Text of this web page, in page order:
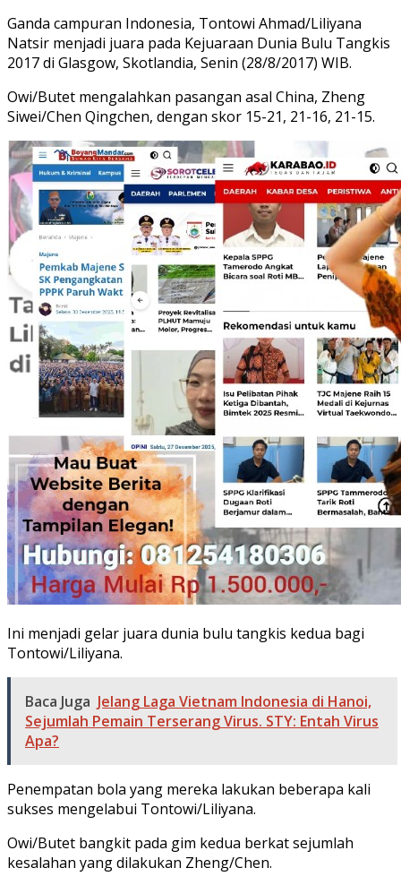
Ganda campuran Indonesia, Tontowi Ahmad/Liliyana
Natsir menjadi juara pada Kejuaraan Dunia Bulu Tangkis
2017 di Glasgow, Skotlandia, Senin (28/8/2017) WIB.
Owi/Butet mengalahkan pasangan asal China, Zheng
Siwei/Chen Qingchen, dengan skor 15-21, 21-16, 21-15.
Ini menjadi gelar juara dunia bulu tangkis kedua bagi
Tontowi/Liliyana.
Baca Juga Jelang Laga Vietnam Indonesia di Hanoi,
Sejumlah Pemain Terserang Virus. STY: Entah Virus
Apa?
Penempatan bola yang mereka lakukan beberapa kali
sukses mengelabui Tontowi/Liliyana.
Owi/Butet bangkit pada gim kedua berkat sejumlah
kesalahan yang dilakukan Zheng/Chen.